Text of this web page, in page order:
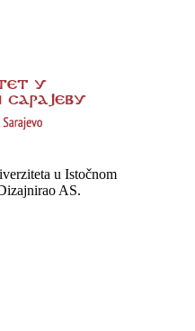
u Istočnom
AS.